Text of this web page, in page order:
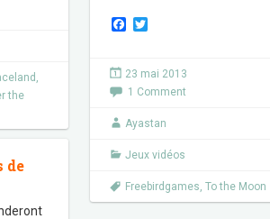
,
the
F
e
b
o
k
t
e
23 mai 2013
1 Comment
Ayastan
Jeux vidéos
Freebirdgames, To the Moon
de